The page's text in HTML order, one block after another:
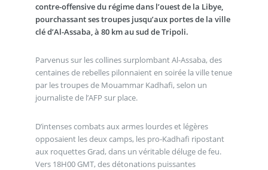
contre-offensive du régime dans l’ouest de la Libye,
pourchassant ses troupes jusqu’aux portes de la ville
clé d’Al-Assaba, à 80 km au sud de Tripoli.
Parvenus sur les collines surplombant Al-Assaba, des
centaines de rebelles pilonnaient en soirée la ville tenue
par les troupes de Mouammar Kadhafi, selon un
journaliste de l’AFP sur place.
D’intenses combats aux armes lourdes et légères
opposaient les deux camps, les pro-Kadhafi ripostant
aux roquettes Grad, dans un véritable déluge de feu.
Vers 18H00 GMT, des détonations puissantes